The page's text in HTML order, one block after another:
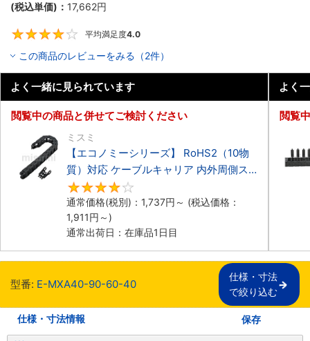
(税込単価)： 17,662円
平均満足度4.0
この商品のレビューをみる（2件）
よく一緒に見られています
閲覧中の商品と併せてご検討ください
ミスミ
【エコノミーシリーズ】 RoHS2（10物
質）対応 ケーブルキャリア 内外周側ス
ナップ開閉タイプ
通常価格(税別)： 1,737円 ～ (税込価格：
1,911円 ～)
通常出荷日：在庫品1日目
よく
閲覧
型番: E-MXA40-90-60-40
仕様・寸法
で絞り込む
仕様・寸法情報 保存